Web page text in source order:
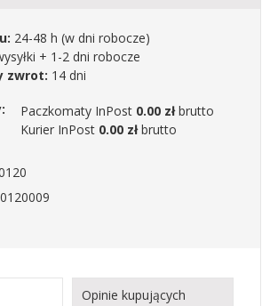
24-48 h (w dni robocze)
+ 1-2 dni robocze
zwrot: 14 dni
Paczkomaty InPost 0.00 złbrutto
Kurier InPost 0.00 złbrutto
Opinie kupujących